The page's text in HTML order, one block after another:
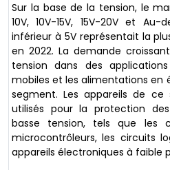
Sur la base de la tension, le
10V, 10V-15V, 15V-20V et
inférieur à 5V représentait la
en 2022. La demande
tension dans des
mobiles et les alimentations en
segment. Les appareils de
utilisés pour la protection
basse tension, tels que les
microcontrôleurs, les circuits
appareils électroniques à faible